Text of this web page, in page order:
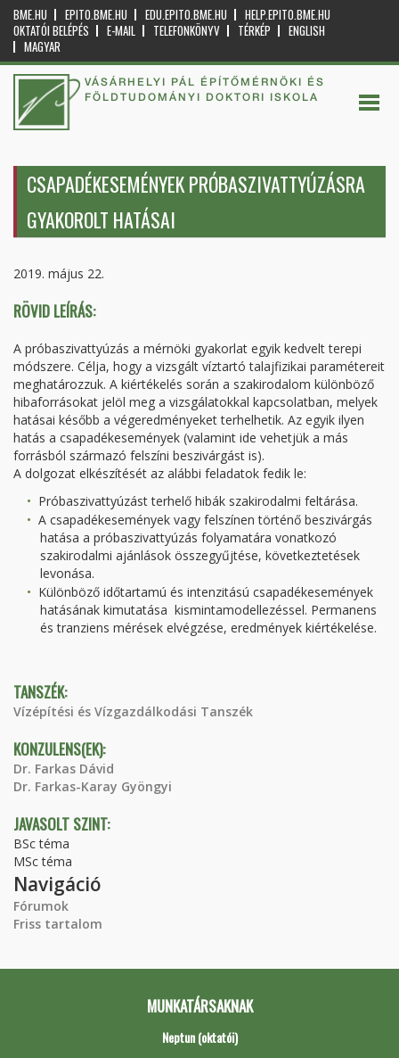
BME.HU EPITO.BME.HU EDU.EPITO.BME.HU
HELP.EPITO.BME.HU
OKTATÓI BELÉPÉS
E-MAIL TELEFONKÖNYV TÉRKÉP
ENGLISH
MAGYAR
VÁSÁRHELYI PÁL ÉPÍTŐMÉRNÖKI ÉS
FÖLDTUDOMÁNYI DOKTORI ISKOLA
CSAPADÉKESEMÉNYEK PRÓBASZIVATTYÚZÁSRA
GYAKOROLT HATÁSAI
2019. május 22.
RÖVID LEÍRÁS:
A próbaszivattyúzás a mérnöki gyakorlat egyik kedvelt terepi
módszere. Célja, hogy a vizsgált víztartó talajfizikai paramétereit
meghatározzuk. A kiértékelés során a szakirodalom különböző
hibaforrásokat jelöl meg a vizsgálatokkal kapcsolatban, melyek
hatásai később a végeredményeket terhelhetik. Az egyik ilyen
hatás a csapadékesemények (valamint ide vehetjük a más
forrásból származó felszíni beszivárgást is).
A dolgozat elkészítését az alábbi feladatok fedik le:
Próbaszivattyúzást terhelő hibák szakirodalmi feltárása.
A csapadékesemények vagy felszínen történő beszivárgás
hatása a próbaszivattyúzás folyamatára vonatkozó
szakirodalmi ajánlások összegyűjtése, következtetések
levonása.
Különböző időtartamú és intenzitású csapadékesemények
hatásának kimutatása kismintamodellezéssel. Permanens
és tranziens mérések elvégzése, eredmények kiértékelése.
TANSZÉK:
Vízépítési és Vízgazdálkodási Tanszék
KONZULENS(EK):
Dr. Farkas Dávid
Dr. Farkas-Karay Gyöngyi
JAVASOLT SZINT:
BSc téma
MSc téma
Navigáció
Fórumok
Friss tartalom
MUNKATÁRSAKNAK
Neptun (oktatói)